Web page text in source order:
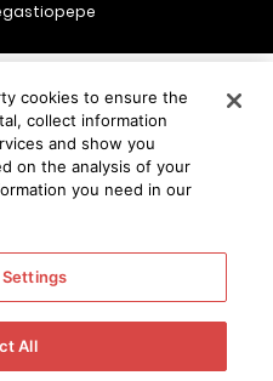
Byass
12 11402 Jerez
con moderación
cookies to ensure the
collect information
and show you
on the analysis of your
you need in our
All